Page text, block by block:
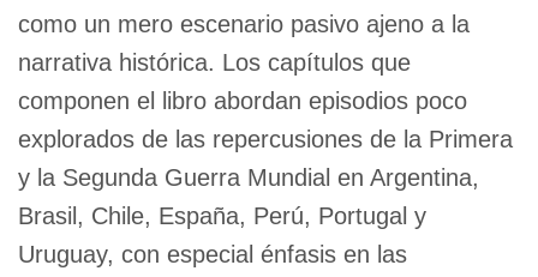
como un mero escenario pasivo ajeno a la
narrativa histórica. Los capítulos que
componen el libro abordan episodios poco
explorados de las repercusiones de la Primera
y la Segunda Guerra Mundial en Argentina,
Brasil, Chile, España, Perú, Portugal y
Uruguay, con especial énfasis en las